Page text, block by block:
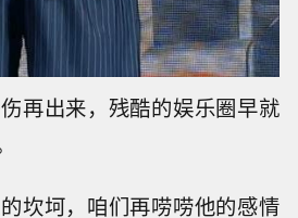
靠自己默默扛下来了。